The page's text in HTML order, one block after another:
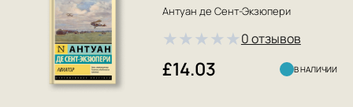
Антуан де Сент-Экзюпери
★★★★★0 отзывов
£14.03 В НАЛИЧИИ